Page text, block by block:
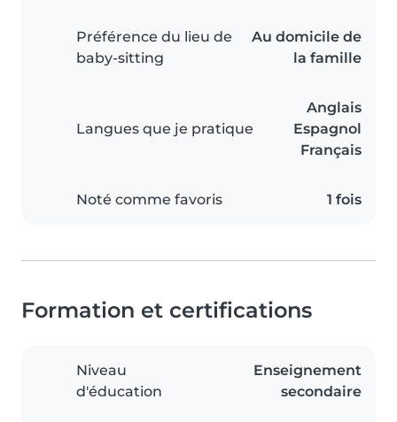
Préférence du lieu de
baby-sitting
Au domicile de
la famille
Langues que je pratique
Anglais
Espagnol
Français
Noté comme favoris 1 fois
Formation et certifications
Niveau
d'éducation
Enseignement
secondaire